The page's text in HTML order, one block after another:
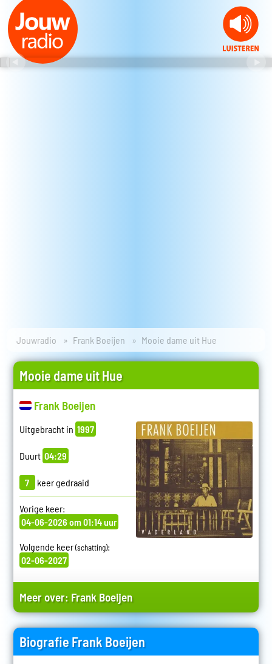
Jouwradio Frank Boeijen Mooie dame uit Hue
Mooie dame uit Hue
Frank Boeijen
Uitgebracht in 1997
Duurt 04:29
7 keer gedraaid
Vorige keer:
04-06-2026 om 01:14 uur
Volgende keer(schatting):
02-06-2027
Meer over: Frank Boeijen
Biografie Frank Boeijen